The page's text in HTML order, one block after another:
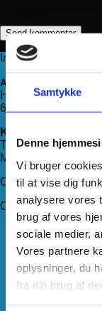
Samtykke
Denne
Vi bruger
til at vise dig
analysere vores
brug af vores
sociale medier,
Vores partnere
oplysninger, du
fra din brug af
Information
Adresse
Haderslevvej 78, st.
6200 Aabenraa
Kontakt os
Telefon:71 99 75 88
Mail:
CVR: 33994680
Om Hjemmeudstyr
Om os
Levering
Kundeservice
Returnering
Privatlivspolitik